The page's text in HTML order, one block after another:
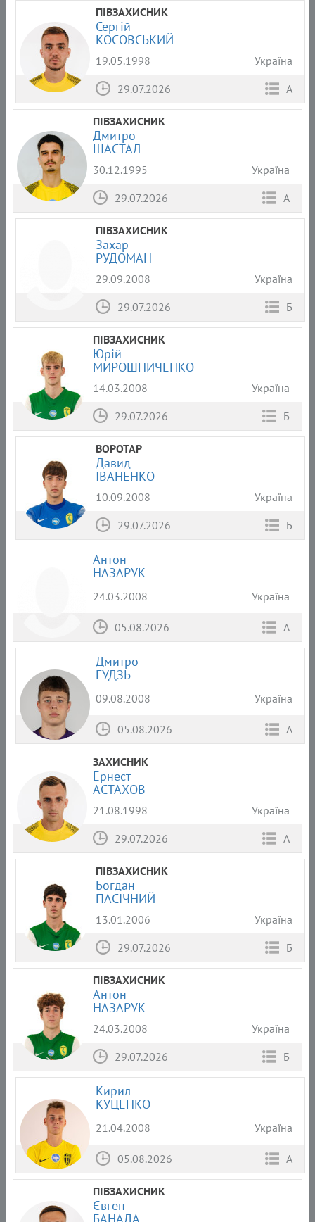
ПІВЗАХИСНИК
Сергій
КОСОВСЬКИЙ
19.05.1998
Україна
29.07.2026
А
ПІВЗАХИСНИК
Дмитро
ШАСТАЛ
30.12.1995
Україна
29.07.2026
А
ПІВЗАХИСНИК
Захар
РУДОМАН
29.09.2008
Україна
29.07.2026
Б
ПІВЗАХИСНИК
Юрій
МИРОШНИЧЕНКО
14.03.2008
Україна
29.07.2026
Б
ВОРОТАР
Давид
ІВАНЕНКО
10.09.2008
Україна
29.07.2026
Б
Антон
НАЗАРУК
24.03.2008 Україна
05.08.2026 А
Дмитро
ГУДЗЬ
09.08.2008 Україна
05.08.2026 А
ЗАХИСНИК
Ернест
АСТАХОВ
21.08.1998
Україна
29.07.2026
А
ПІВЗАХИСНИК
Богдан
ПАСІЧНИЙ
13.01.2006
Україна
29.07.2026
Б
ПІВЗАХИСНИК
Антон
НАЗАРУК
24.03.2008
Україна
29.07.2026
Б
Кирил
КУЦЕНКО
21.04.2008 Україна
05.08.2026 А
ПІВЗАХИСНИК
Євген
БАНАДА